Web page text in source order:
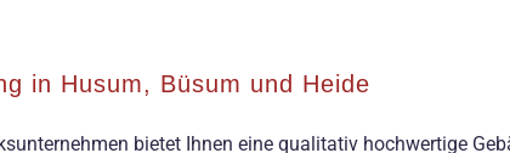
in Husum, Büsum und Heide
bietet Ihnen eine qualitativ hochwertige